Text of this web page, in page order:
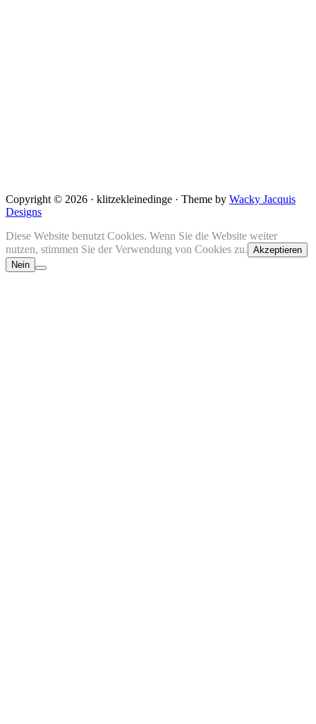
Copyright © 2026 · klitzekleinedinge · Theme by Wacky Jacquis
Designs
Diese Website benutzt Cookies. Wenn Sie die Website weiter
nutzen, stimmen Sie der Verwendung von Cookies zu. Akzeptieren
Nein